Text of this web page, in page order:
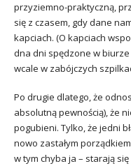
przyziemno-praktyczną,
się z czasem, gdy dane
kapciach. (O kapciach
dna dni spędzone w biurze
wcale w zabójczych
Po drugie dlatego, że
absolutną pewnością), że
pogubieni. Tylko, że jedni
nowo zastałym
w tym chyba ja – starają